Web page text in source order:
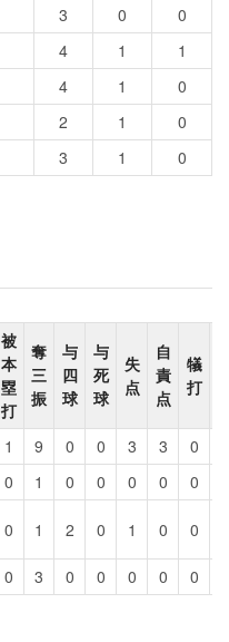
3 0
0
4 1
1
4 1
0
2 1
0
3 1 0
被
本
塁
打
奪
三
振
与
四
球
与
死
球
失
点
自
責
点
犠
打
1 9 0 0 3 3 0
0 1 0 0 0 0 0
0 1 2 0 1 0 0
0 3 0 0 0 0 0